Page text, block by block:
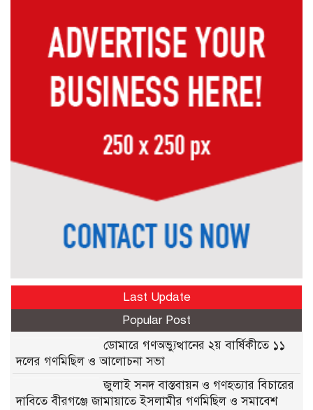
Last Update
Popular Post
ডোমারে গণঅভ্যুত্থানের ২য় বার্ষিকীতে ১১
দলের গণমিছিল ও আলোচনা সভা
জুলাই সনদ বাস্তবায়ন ও গণহত্যার বিচারের
দাবিতে বীরগঞ্জে জামায়াতে ইসলামীর গণমিছিল ও সমাবেশ